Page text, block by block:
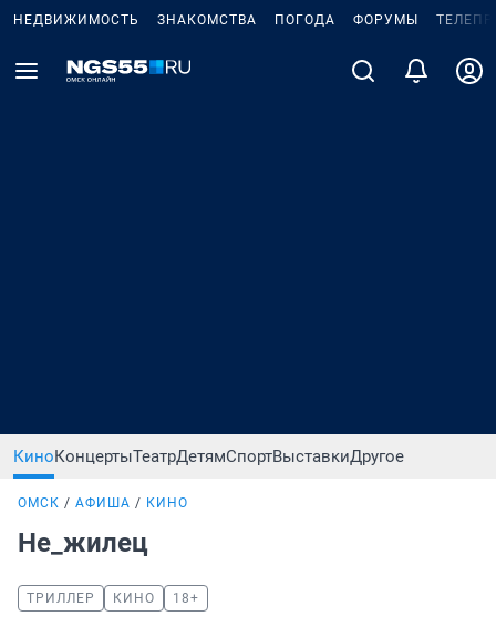
НЕДВИЖИМОСТЬ ЗНАКОМСТВА ПОГОДА ФОРУМЫ
КиноКонцертыТеатрДетямСпортВыставкиДругое
ОМСК АФИША КИНО
Не_жилец
ТРИЛЛЕР КИНО 18+